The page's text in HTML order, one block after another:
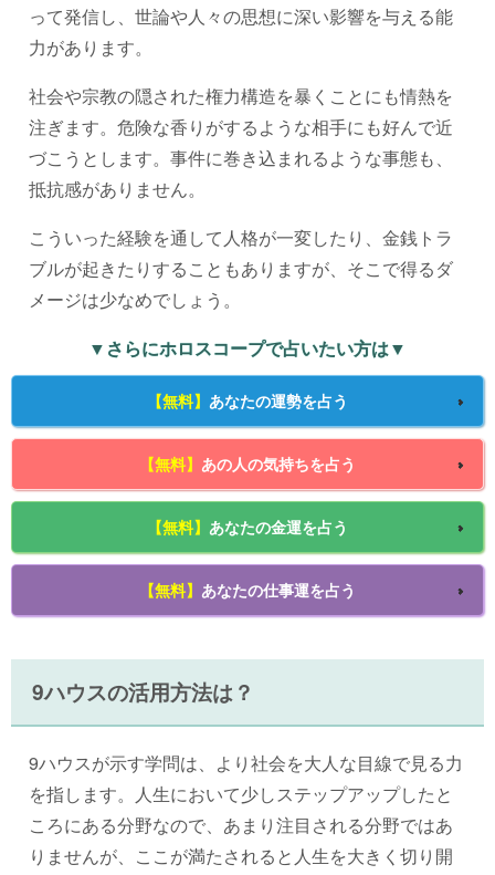
って発信し、世論や人々の思想に深い影響を与える能
力があります。
社会や宗教の隠された権力構造を暴くことにも情熱を
注ぎます。危険な香りがするような相手にも好んで近
づこうとします。事件に巻き込まれるような事態も、
抵抗感がありません。
こういった経験を通して人格が一変したり、金銭トラ
ブルが起きたりすることもありますが、そこで得るダ
メージは少なめでしょう。
▼さらにホロスコープで占いたい方は▼
【無料】 あなたの運勢を占う
【無料】 あの人の気持ちを占う
【無料】 あなたの金運を占う
【無料】 あなたの仕事運を占う
9ハウスの活用方法は？
9ハウスが示す学問は、より社会を大人な目線で見る力
を指します。人生において少しステップアップしたと
ころにある分野なので、あまり注目される分野ではあ
りませんが、ここが満たされると人生を大きく切り開